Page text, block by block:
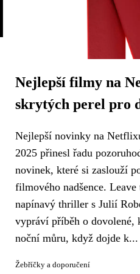
Nejlepší filmy na
skrytých perel pro
Nejlepší novinky na
2025 přinesl řadu
novinek, které si zaslouží
filmového nadšence.
napínavý thriller s Julií
vypráví příběh o dovolené,
noční můru, když dojde k...
Žebříčky a doporučení